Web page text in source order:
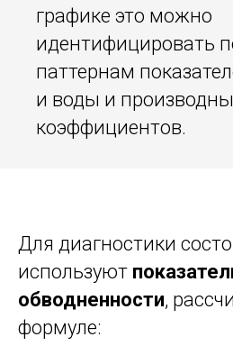
графике это можно
идентифицировать
паттернам
и воды и
коэффициентов.
Для диагностики
используют
обводненности,
формуле: